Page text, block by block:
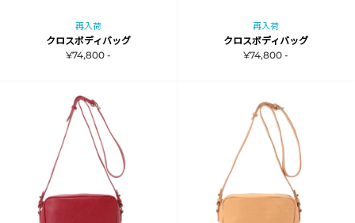
再入荷
クロスボディバッグ
¥74,800 -
再入荷
クロスボディバッグ
¥74,800 -